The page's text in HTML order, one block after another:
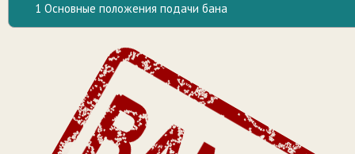
1 Основные положения подачи бана